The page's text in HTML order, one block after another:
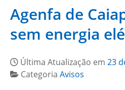
Agenfa de
sem energia
Última Atualização em 23
Categoria Avisos